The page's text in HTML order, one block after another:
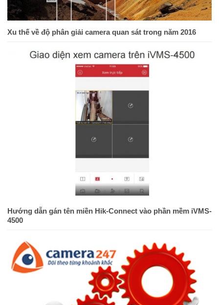
Xu thế về độ phân giải camera quan sát trong năm 2016
Hướng dẫn gán tên miền Hik-Connect vào phần mềm iVMS-
4500